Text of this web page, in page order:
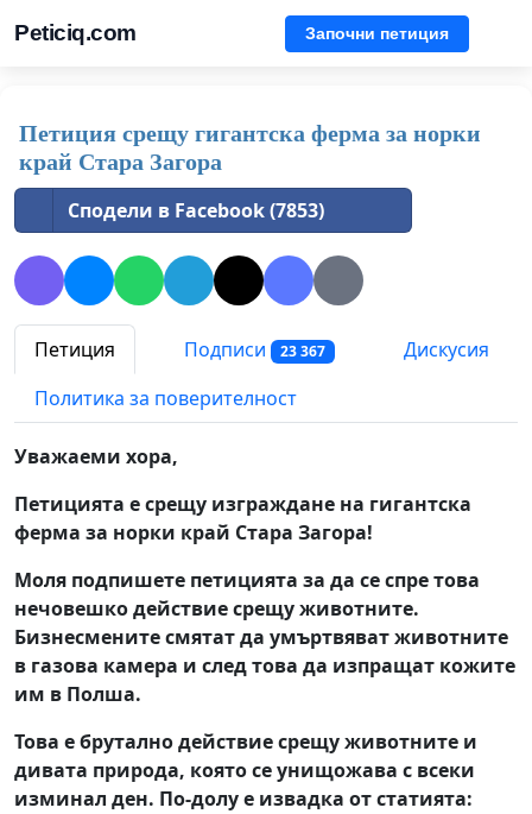
Peticiq.com Започни петиция
Петиция срещу гигантска ферма за норки
край Стара Загора
Сподели в Facebook (7853)
Петиция Подписи 23 367
Дискусия
Политика за поверителност
Уважаеми хора,
Петицията е срещу изграждане на гигантска
ферма за норки край Стара Загора!
Моля подпишете петицията за да се спре това
нечовешко действие срещу животните.
Бизнесмените смятат да умъртвяват животните
в газова камера и след това да изпращат кожите
им в Полша.
Това е брутално действие срещу животните и
дивата природа, която се унищожава с всеки
изминал ден. По-долу е извадка от статията: